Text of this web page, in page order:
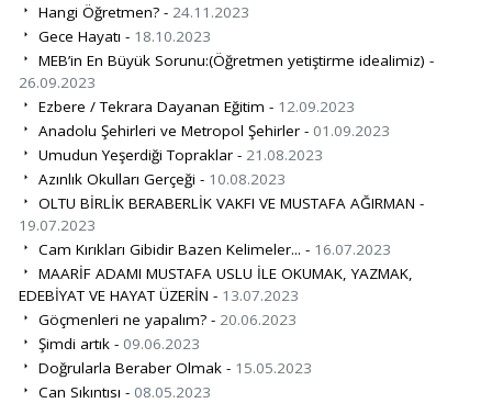
Hangi Öğretmen? - 24.11.2023
Gece Hayatı - 18.10.2023
MEB’in En Büyük Sorunu:(Öğretmen yetiştirme idealimiz) -
26.09.2023
Ezbere / Tekrara Dayanan Eğitim - 12.09.2023
Anadolu Şehirleri ve Metropol Şehirler - 01.09.2023
Umudun Yeşerdiği Topraklar - 21.08.2023
Azınlık Okulları Gerçeği - 10.08.2023
OLTU BİRLİK BERABERLİK VAKFI VE MUSTAFA AĞIRMAN -
19.07.2023
Cam Kırıkları Gibidir Bazen Kelimeler... - 16.07.2023
MAARİF ADAMI MUSTAFA USLU İLE OKUMAK, YAZMAK,
EDEBİYAT VE HAYAT ÜZERİN - 13.07.2023
Göçmenleri ne yapalım? - 20.06.2023
Şimdi artık - 09.06.2023
Doğrularla Beraber Olmak - 15.05.2023
Can Sıkıntısı - 08.05.2023